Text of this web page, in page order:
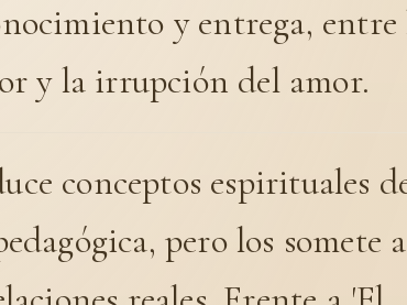
y entrega, entre
y la irrupción del amor.
conceptos espirituales
pero los somete